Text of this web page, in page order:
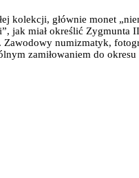
kolekcji, głównie monet
jak miał określić Zygmunta
Zawodowy numizmatyk,
zamiłowaniem do okresu